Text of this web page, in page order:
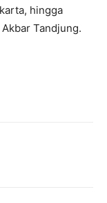
hingga
Tandjung.